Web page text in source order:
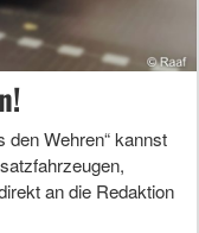
den Wehren“ kannst
an die Redaktion